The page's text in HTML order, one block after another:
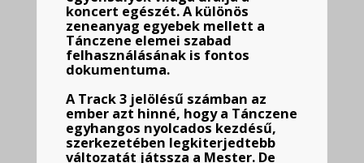
koncert egészét. A különös
zeneanyag egyebek mellett a
Tánczene elemei szabad
felhasználásának is fontos
dokumentuma.
A Track 3 jelölésű számban az
ember azt hinné, hogy a Tánczene
egyhangos nyolcados kezdésű,
szerkezetében legkiterjedtebb
változatát játssza a Mester. De